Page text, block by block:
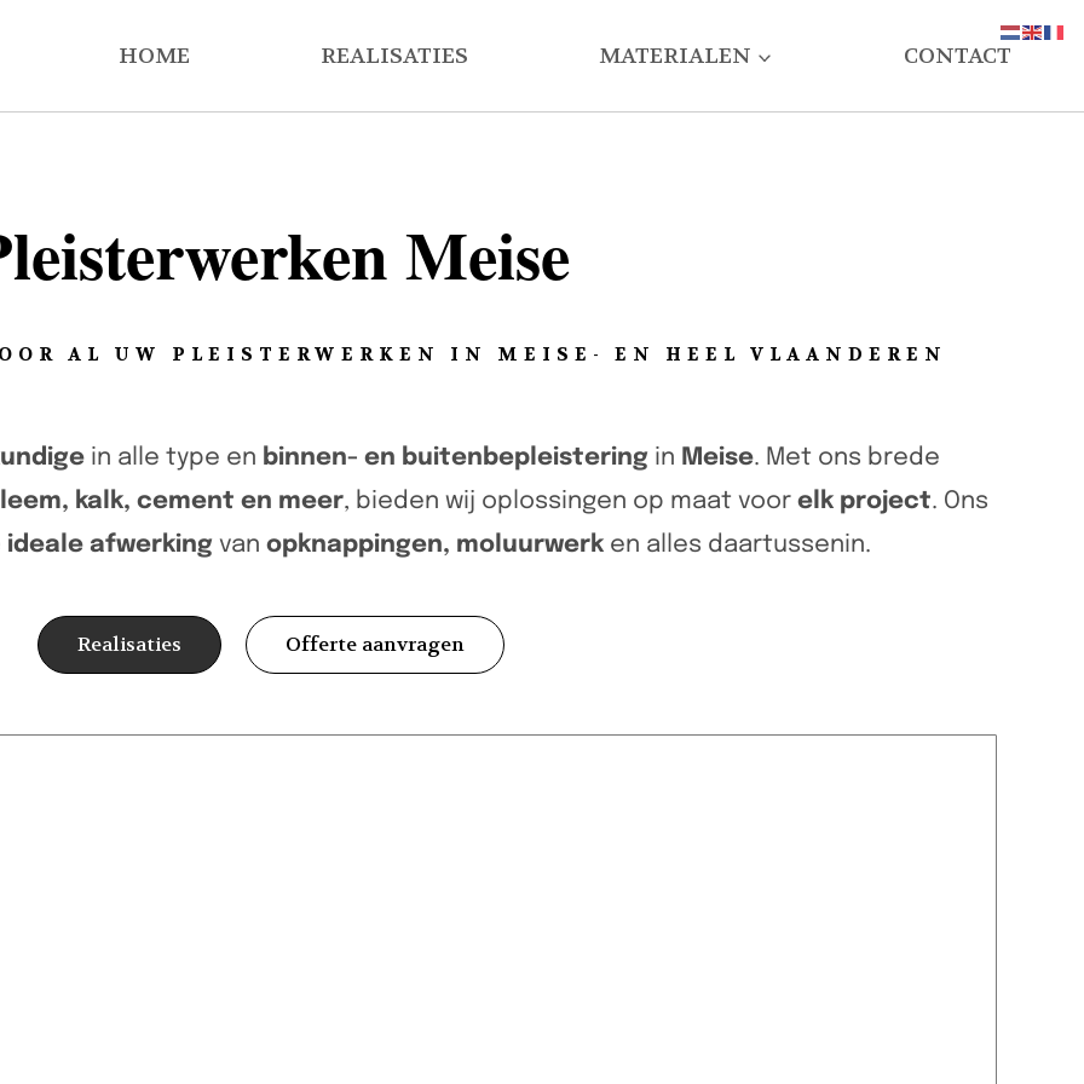
HOME REALISATIES MATERIALEN CONTACT
Meise
AL UW PLEISTERWERKEN IN MEISE- EN HEEL VLAANDEREN
in alle type en binnen- en buitenbepleistering in Meise. Met ons brede
kalk, cement en meer, bieden wij oplossingen op maat voor elk project. Ons
ideale afwerkingvan opknappingen, moluurwerken alles daartussenin.
Realisaties Offerte aanvragen